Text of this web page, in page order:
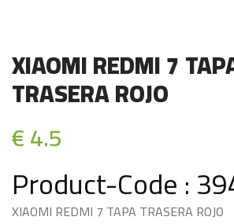
XIAOMI REDMI 7
TRASERA ROJO
€ 4.5
Product-Code :
XIAOMI REDMI 7 TAPA TRASERA ROJO